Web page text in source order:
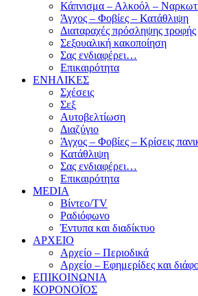
Κάπνισμα – Αλκοόλ –
Άγχος – Φοβίες – Κατάθλιψη
Διαταραχές πρόσληψης τροφής
Σεξουαλική κακοποίηση
Σας ενδιαφέρει…
Επικαιρότητα
ΕΝΗΛΙΚΕΣ
Σχέσεις
Σεξ
Αυτοβελτίωση
Διαζύγιο
Άγχος – Φοβίες – Κρίσεις
Κατάθλιψη
Σας ενδιαφέρει…
Επικαιρότητα
MEDIA
Βίντεο/TV
Ραδιόφωνο
Έντυπα και διαδίκτυο
ΑΡΧΕΙΟ
Αρχείο – Περιοδικά
Αρχείο – Εφημερίδες και
ΕΠΙΚΟΙΝΩΝΙΑ
ΚΟΡΟΝΟΪΟΣ